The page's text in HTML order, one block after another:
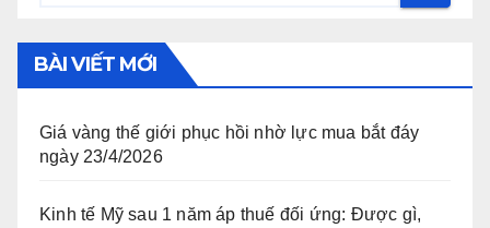
BÀI VIẾT MỚI
Giá vàng thế giới phục hồi nhờ lực mua bắt đáy
ngày 23/4/2026
Kinh tế Mỹ sau 1 năm áp thuế đối ứng: Được gì,